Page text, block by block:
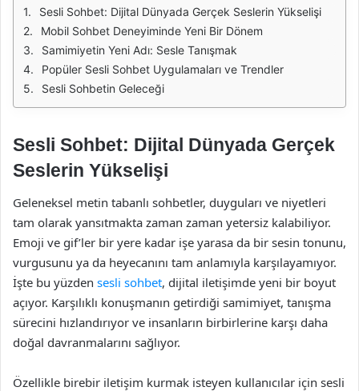
Sesli Sohbet: Dijital Dünyada Gerçek Seslerin Yükselişi
Mobil Sohbet Deneyiminde Yeni Bir Dönem
Samimiyetin Yeni Adı: Sesle Tanışmak
Popüler Sesli Sohbet Uygulamaları ve Trendler
Sesli Sohbetin Geleceği
Sesli Sohbet: Dijital Dünyada Gerçek
Seslerin Yükselişi
Geleneksel metin tabanlı sohbetler, duyguları ve niyetleri
tam olarak yansıtmakta zaman zaman yetersiz kalabiliyor.
Emoji ve gif’ler bir yere kadar işe yarasa da bir sesin tonunu,
vurgusunu ya da heyecanını tam anlamıyla karşılayamıyor.
İşte bu yüzden sesli sohbet, dijital iletişimde yeni bir boyut
açıyor. Karşılıklı konuşmanın getirdiği samimiyet, tanışma
sürecini hızlandırıyor ve insanların birbirlerine karşı daha
doğal davranmalarını sağlıyor.
Özellikle birebir iletişim kurmak isteyen kullanıcılar için sesli